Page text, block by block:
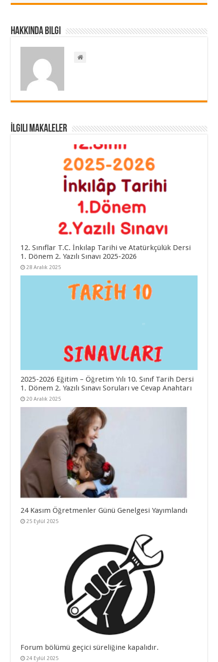
Hakkında Bilgi
İlgili Makaleler
12. Sınıflar T.C. İnkılap Tarihi ve Atatürkçülük Dersi
1. Dönem 2. Yazılı Sınavı 2025-2026
28 Aralık 2025
2025-2026 Eğitim – Öğretim Yılı 10. Sınıf Tarih Dersi
1. Dönem 2. Yazılı Sınavı Soruları ve Cevap Anahtarı
20 Aralık 2025
24 Kasım Öğretmenler Günü Genelgesi Yayımlandı
25 Eylül 2025
Forum bölümü geçici süreliğine kapalıdır.
24 Eylül 2025